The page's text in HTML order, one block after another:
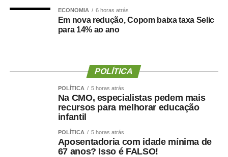
confirmou apoio à pré-candidatura de Wellington
Fagundes (PL) ao Governo de Mato Grosso e à
candidatura de Janaina Riva (MDB) ao Senado Federal.
“A história nós vamos mudar com a eleição de Wellington
Fagundes e Janaína Riva para o Senado.”
O senador afirmou ainda que ele e a ex-prefeita de
convenção para oficializar apoio às candidaturas.
ECONOMIA 6 horas atrás
Em nova redução, Copom baixa taxa Selic
para 14% ao ano
POLÍTICA
POLÍTICA 5 horas atrás
Na CMO, especialistas pedem mais
recursos para melhorar educação
infantil
POLÍTICA 5 horas atrás
Aposentadoria com idade mínima de
67 anos? Isso é FALSO!